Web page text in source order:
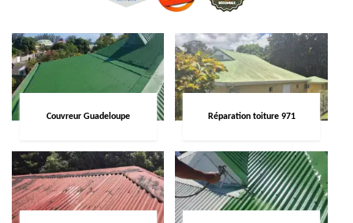
Couvreur Guadeloupe Réparation toiture 971